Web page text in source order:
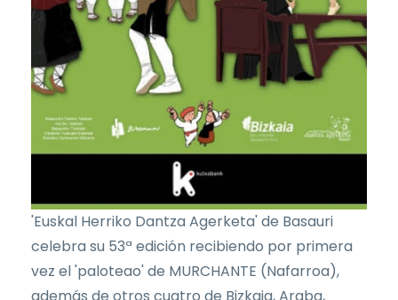
'Euskal Herriko Dantza Agerketa' de Basauri
celebra su 53ª edición recibiendo por primera
vez el 'paloteao' de MURCHANTE (Nafarroa),